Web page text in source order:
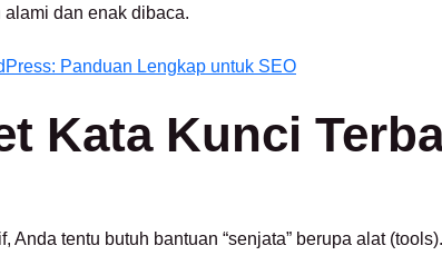
dan enak dibaca.
Panduan Lengkap untuk SEO
Kata Kunci
Anda tentu butuh bantuan “senjata” berupa alat